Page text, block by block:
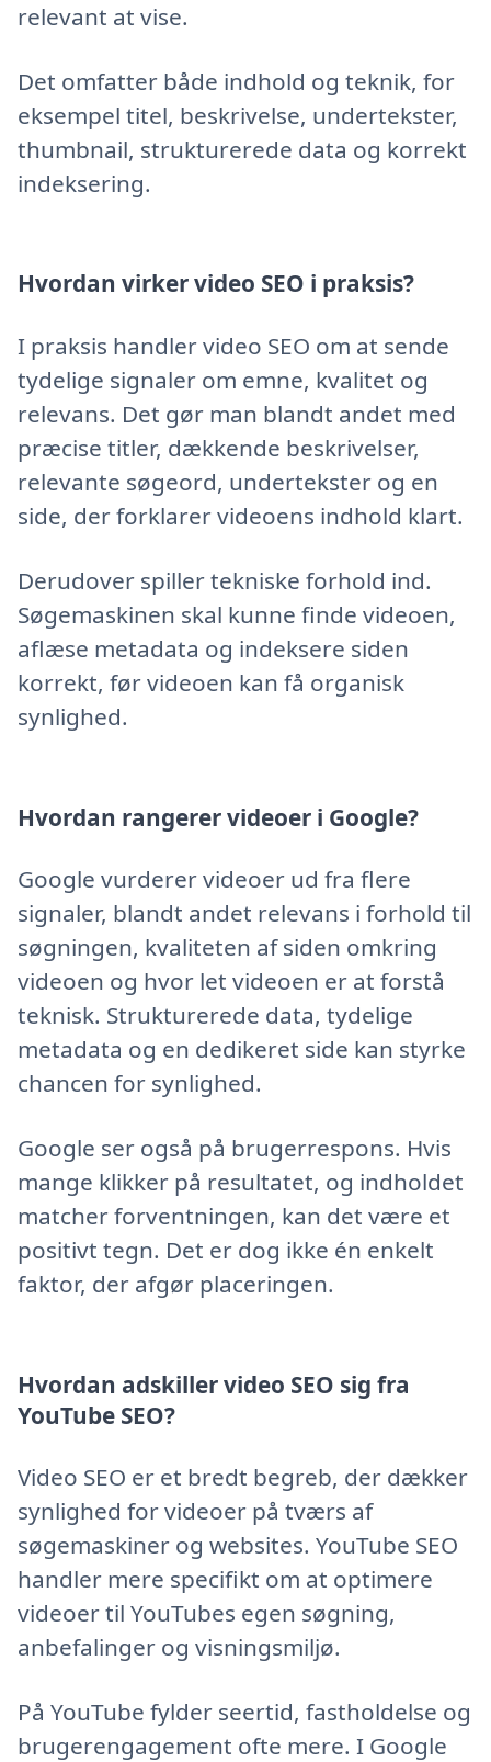
relevant at vise.
Det omfatter både indhold og teknik, for
eksempel titel, beskrivelse, undertekster,
thumbnail, strukturerede data og korrekt
indeksering.
Hvordan virker video SEO i praksis?
I praksis handler video SEO om at sende
tydelige signaler om emne, kvalitet og
relevans. Det gør man blandt andet med
præcise titler, dækkende beskrivelser,
relevante søgeord, undertekster og en
side, der forklarer videoens indhold klart.
Derudover spiller tekniske forhold ind.
Søgemaskinen skal kunne finde videoen,
aflæse metadata og indeksere siden
korrekt, før videoen kan få organisk
synlighed.
Hvordan rangerer videoer i Google?
Google vurderer videoer ud fra flere
signaler, blandt andet relevans i forhold til
søgningen, kvaliteten af siden omkring
videoen og hvor let videoen er at forstå
teknisk. Strukturerede data, tydelige
metadata og en dedikeret side kan styrke
chancen for synlighed.
Google ser også på brugerrespons. Hvis
mange klikker på resultatet, og indholdet
matcher forventningen, kan det være et
positivt tegn. Det er dog ikke én enkelt
faktor, der afgør placeringen.
Hvordan adskiller video SEO sig fra
YouTube SEO?
Video SEO er et bredt begreb, der dækker
synlighed for videoer på tværs af
søgemaskiner og websites. YouTube SEO
handler mere specifikt om at optimere
videoer til YouTubes egen søgning,
anbefalinger og visningsmiljø.
På YouTube fylder seertid, fastholdelse og
brugerengagement ofte mere. I Google